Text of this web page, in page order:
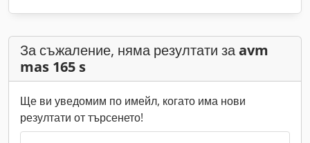
За съжаление, няма резултати заavm
mas 165 s
Ще ви уведомим по имейл, когато има нови
резултати от търсенето!